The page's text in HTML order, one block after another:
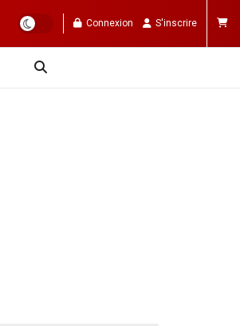
Connexion S'inscrire